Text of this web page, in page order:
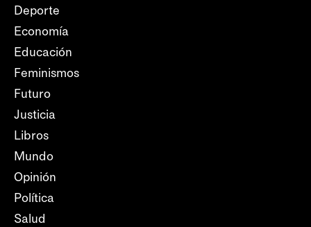
Deporte
Economía
Educación
Feminismos
Futuro
Justicia
Libros
Mundo
Opinión
Política
Salud